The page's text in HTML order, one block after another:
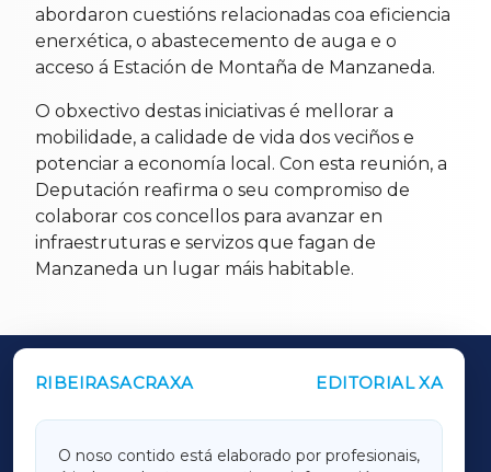
abordaron cuestións relacionadas coa eficiencia
enerxética, o abastecemento de auga e o
acceso á Estación de Montaña de Manzaneda.
O obxectivo destas iniciativas é mellorar a
mobilidade, a calidade de vida dos veciños e
potenciar a economía local. Con esta reunión, a
Deputación reafirma o seu compromiso de
colaborar cos concellos para avanzar en
infraestruturas e servizos que fagan de
Manzaneda un lugar máis habitable.
RIBEIRASACRAXA EDITORIAL XA
O noso contido está elaborado por profesionais,
OUTROS PERIÓDICOS